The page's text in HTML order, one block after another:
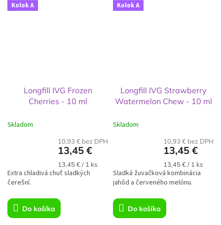
Kolok A
Longfill IVG Frozen
Cherries - 10 ml
Skladom
10,93 € bez DPH
13,45 €
Jednotková
cena:
13,45 € / 1 ks
Do košíka
Extra chladivá chuť sladkých
čerešní.
Kolok A
Longfill IVG Strawberry
Watermelon Chew - 10 ml
Skladom
10,93 € bez DPH
13,45 €
Jednotková
cena:
13,45 € / 1 ks
Do košíka
Sladká žuvačková kombinácia
jahôd a červeného melónu.